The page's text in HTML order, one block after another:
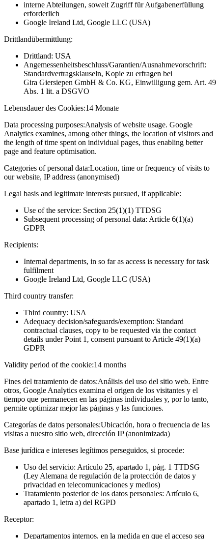
interne Abteilungen, soweit Zugriff für Aufgabenerfüllung
erforderlich
Google Ireland Ltd, Google LLC (USA)
Drittlandübermittlung:
Drittland: USA
Angemessenheitsbeschluss/Garantien/Ausnahmevorschrift:
Standardvertragsklauseln, Kopie zu erfragen bei
Gira Giersiepen GmbH & Co. KG, Einwilligung gem. Art. 49
Abs. 1 lit. a DSGVO
Lebensdauer des Cookies:14 Monate
Data processing purposes:Analysis of website usage. Google
Analytics examines, among other things, the location of visitors and
the length of time spent on individual pages, thus enabling better
page and feature optimisation.
Categories of personal data:Location, time or frequency of visits to
our website, IP address (anonymised)
Legal basis and legitimate interests pursued, if applicable:
Use of the service: Section 25(1)(1) TTDSG
Subsequent processing of personal data: Article 6(1)(a)
GDPR
Recipients:
Internal departments, in so far as access is necessary for task
fulfilment
Google Ireland Ltd, Google LLC (USA)
Third country transfer:
Third country: USA
Adequacy decision/safeguards/exemption: Standard
contractual clauses, copy to be requested via the contact
details under Point 1, consent pursuant to Article 49(1)(a)
GDPR
Validity period of the cookie:14 months
Fines del tratamiento de datos:Análisis del uso del sitio web. Entre
otros, Google Analytics examina el origen de los visitantes y el
tiempo que permanecen en las páginas individuales y, por lo tanto,
permite optimizar mejor las páginas y las funciones.
Categorías de datos personales:Ubicación, hora o frecuencia de las
visitas a nuestro sitio web, dirección IP (anonimizada)
Base jurídica e intereses legítimos perseguidos, si procede:
Uso del servicio: Artículo 25, apartado 1, pág. 1 TTDSG
(Ley Alemana de regulación de la protección de datos y
privacidad en telecomunicaciones y medios)
Tratamiento posterior de los datos personales: Artículo 6,
apartado 1, letra a) del RGPD
Receptor:
Departamentos internos, en la medida en que el acceso sea